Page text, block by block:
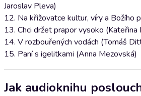
Jaroslav Pleva)
12. Na křižovatce kultur, víry a Božího
13. Chci držet prapor vysoko (Kateřina
14. V rozbouřených vodách (Tomáš
15. Paní s igelitkami (Anna Mezovská)
Jak audioknihu